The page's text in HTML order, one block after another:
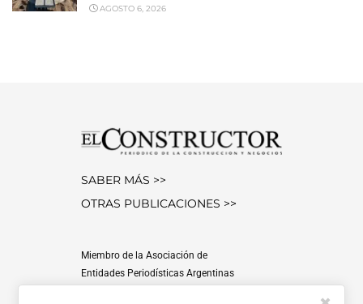
AGOSTO 6, 2026
SABER MÁS >>
OTRAS PUBLICACIONES >>
Miembro de la Asociación de
Entidades Periodísticas Argentinas